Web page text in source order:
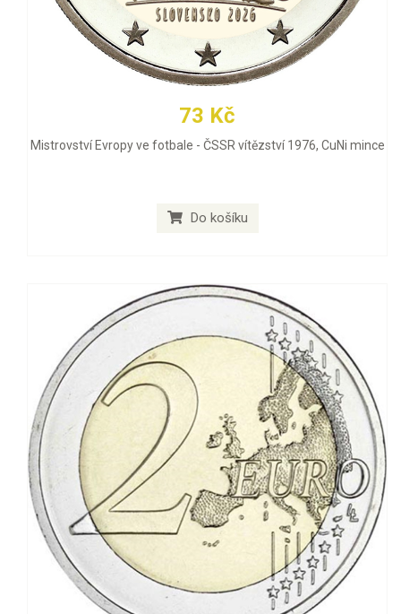
73 Kč
Mistrovství Evropy ve fotbale - ČSSR vítězství 1976, CuNi mince
Do košíku